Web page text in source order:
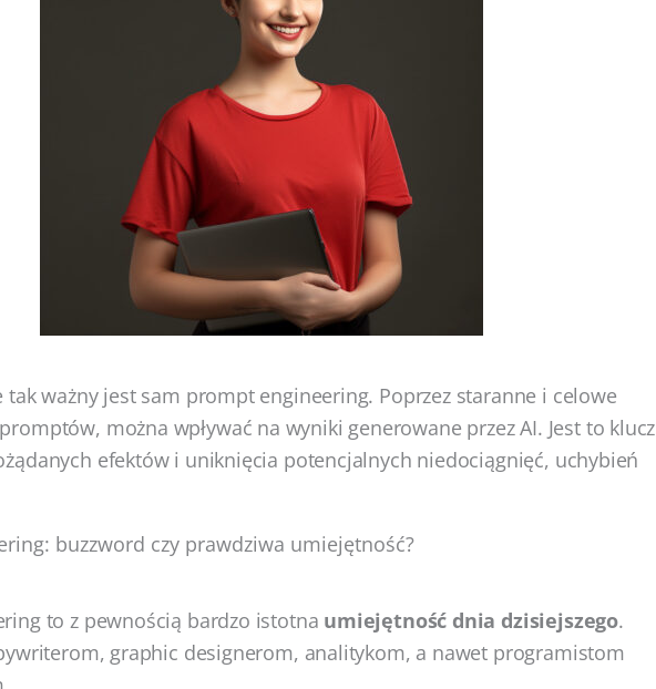
tak ważny jest sam prompt engineering. Poprzez staranne i celowe
można wpływać na wyniki generowane przez AI. Jest to klucz
efektów i uniknięcia potencjalnych niedociągnięć, uchybień
buzzword czy prawdziwa umiejętność?
to z pewnością bardzo istotna umiejętność dnia dzisiejszego.
graphic designerom, analitykom, a nawet programistom